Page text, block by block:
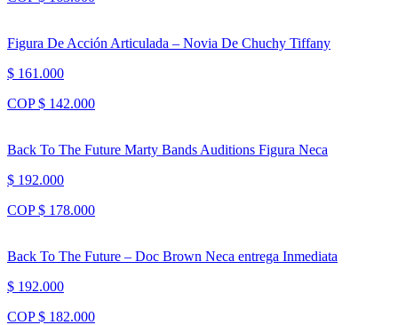
Figura De Acción Articulada – Novia De Chuchy Tiffany
$ 161.000
COP $ 142.000
Back To The Future Marty Bands Auditions Figura Neca
$ 192.000
COP $ 178.000
Back To The Future – Doc Brown Neca entrega Inmediata
$ 192.000
COP $ 182.000